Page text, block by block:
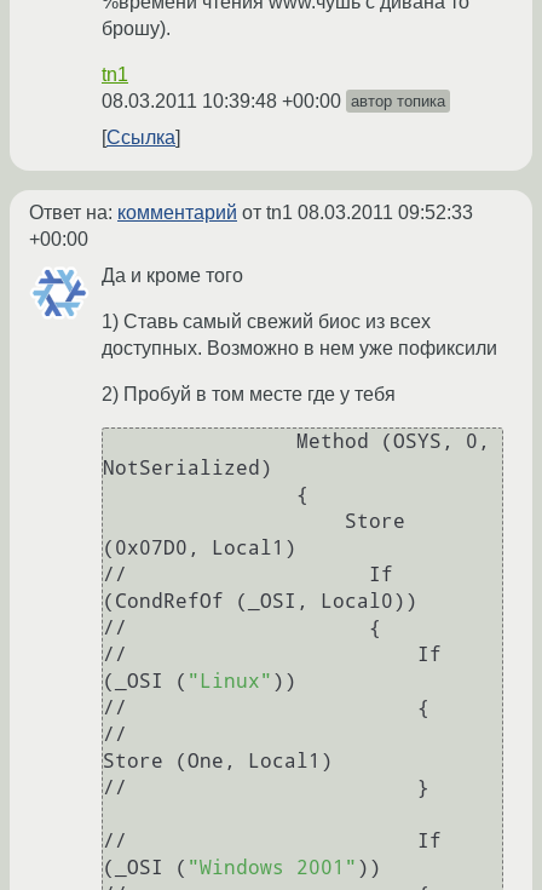
брошу).
tn1
08.03.2011 10:39:48 +00:00 автор топика
Ссылка
Ответ на: комментарий от tn1 08.03.2011 09:52:33
+00:00
Да и кроме того
1) Ставь самый свежий биос из всех
доступных. Возможно в нем уже пофиксили
2) Пробуй в том месте где у тебя
NotSerialized)
(0x07D0, Local1)
//                    If
(CondRefOf (_OSI, Local0))
//                    {
//                        If
(_OSI ( "Linux" ))
//                        {
//
Store (One, Local1)
//                        }
//                        If
(_OSI ( "Windows 2001" ))